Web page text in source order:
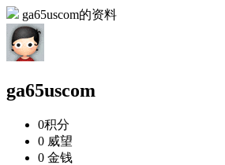
ga65uscom的资料
ga65uscom
0积分
0 威望
0 金钱